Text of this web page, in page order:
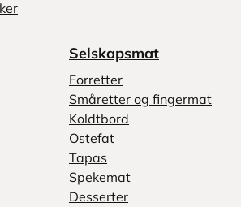
Selskapsmat
Forretter
Småretter og fingermat
Koldtbord
Ostefat
Tapas
Spekemat
Desserter